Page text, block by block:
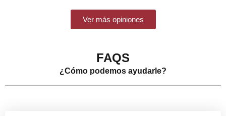
Ver más opiniones
FAQS
¿Cómo podemos ayudarle?